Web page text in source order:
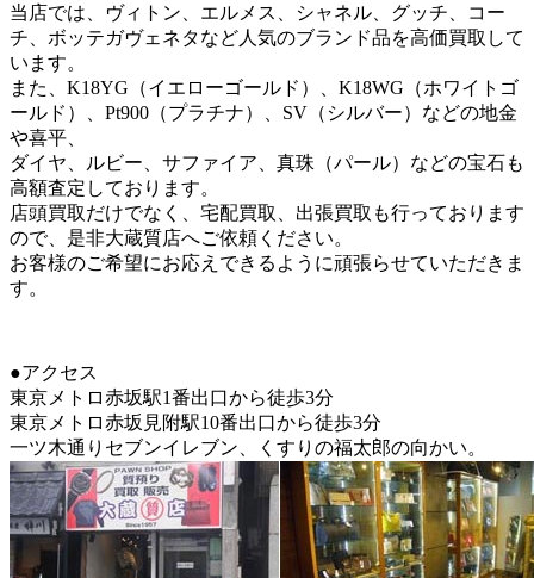
当店では、ヴィトン、エルメス、シャネル、グッチ、コー
チ、ボッテガヴェネタなど人気のブランド品を高価買取して
います。
また、K18YG（イエローゴールド）、K18WG（ホワイトゴ
ールド）、Pt900（プラチナ）、SV（シルバー）などの地金
や喜平、
ダイヤ、ルビー、サファイア、真珠（パール）などの宝石も
高額査定しております。
店頭買取だけでなく、宅配買取、出張買取も行っております
ので、是非大蔵質店へご依頼ください。
お客様のご希望にお応えできるように頑張らせていただきま
す。
●アクセス
東京メトロ赤坂駅1番出口から徒歩3分
東京メトロ赤坂見附駅10番出口から徒歩3分
一ツ木通りセブンイレブン、くすりの福太郎の向かい。